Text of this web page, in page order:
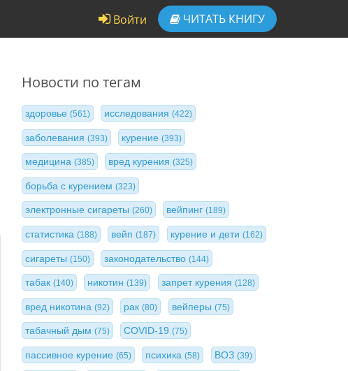
Войти ЧИТАТЬ КНИГУ
Новости по тегам
здоровье (561) исследования(422)
заболевания (393) курение(393)
медицина (385) вред курения(325)
борьба с курением (323)
электронные сигареты (260) вейпинг(189)
статистика (188) вейп(187) курение и дети (162)
сигареты (150) законодательство(144)
табак (140) никотин(139) запрет курения (128)
вред никотина (92) рак(80) вейперы (75)
табачный дым (75) COVID-19(75)
пассивное курение (65) психика(58) ВОЗ (39)